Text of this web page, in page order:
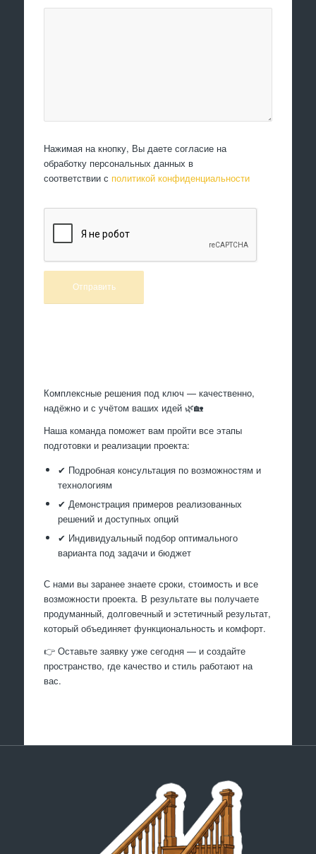
Нажимая на кнопку, Вы даете согласие на
обработку персональных данных в
соответствии с политикой конфиденциальности
Комплексные решения под ключ — качественно,
надёжно и с учётом ваших идей 🌿🏡
Наша команда поможет вам пройти все этапы
подготовки и реализации проекта:
✔ Подробная консультация по возможностям и
технологиям
✔ Демонстрация примеров реализованных
решений и доступных опций
✔ Индивидуальный подбор оптимального
варианта под задачи и бюджет
С нами вы заранее знаете сроки, стоимость и все
возможности проекта. В результате вы получаете
продуманный, долговечный и эстетичный результат,
который объединяет функциональность и комфорт.
👉 Оставьте заявку уже сегодня — и создайте
пространство, где качество и стиль работают на
вас.